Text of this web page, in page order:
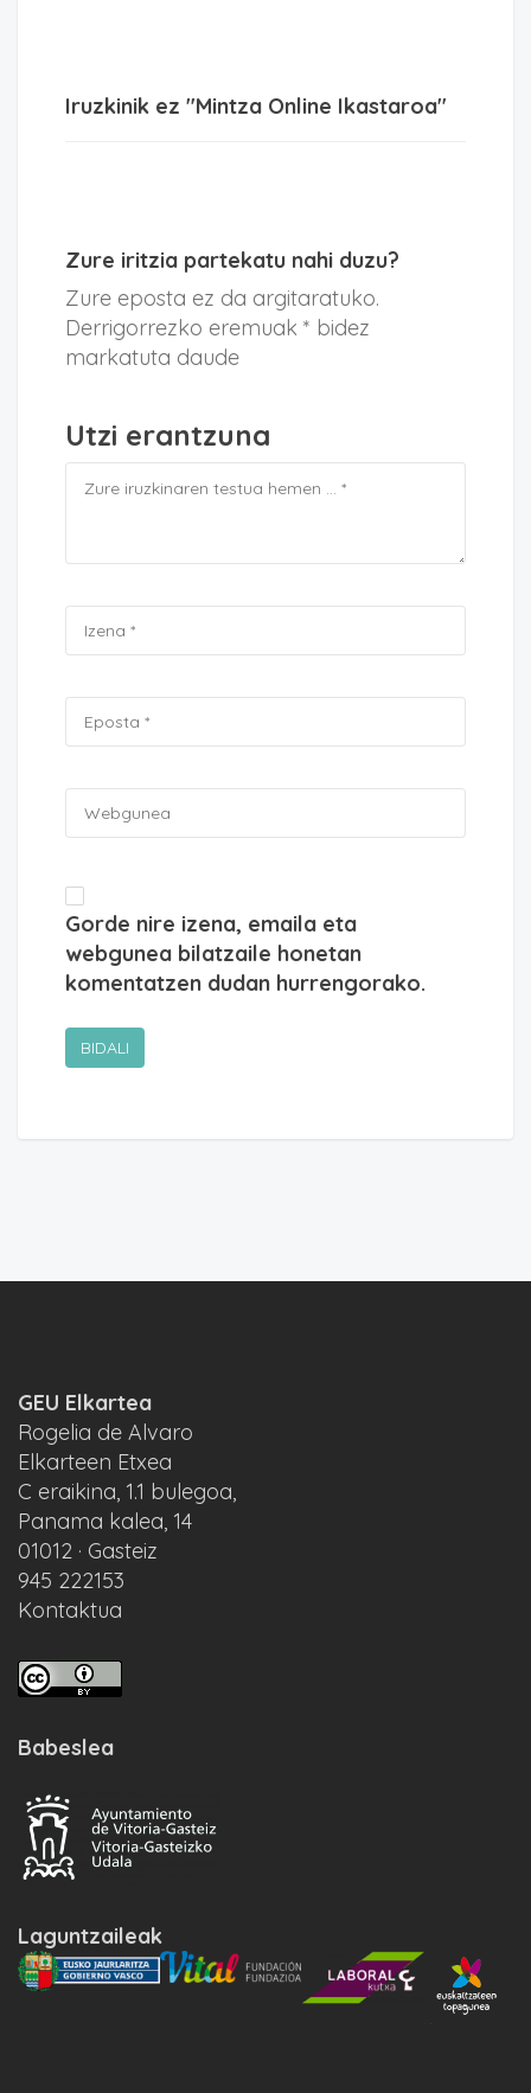
Iruzkinik ez "Mintza Online Ikastaroa"
Zure iritzia partekatu nahi duzu?
Zure eposta ez da argitaratuko.
Derrigorrezko eremuak * bidez
markatuta daude
Utzi erantzuna
Gorde nire izena, emaila eta
webgunea bilatzaile honetan
komentatzen dudan hurrengorako.
GEU Elkartea
Rogelia de Alvaro
Elkarteen Etxea
C eraikina, 1.1 bulegoa,
Panama kalea, 14
01012 · Gasteiz
945 222153
Kontaktua
Babeslea
Laguntzaileak